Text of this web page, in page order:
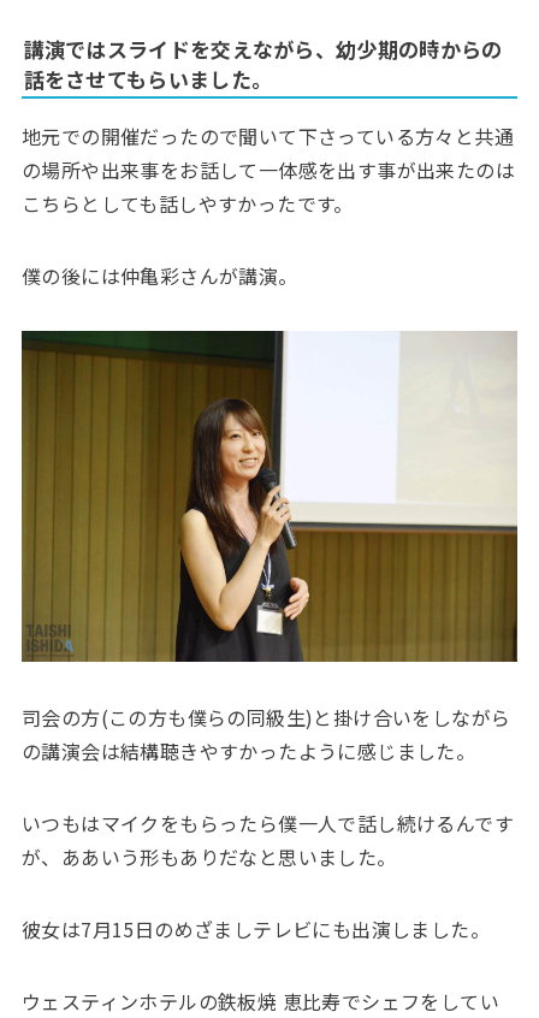
講演ではスライドを交えながら、幼少期の時からの
話をさせてもらいました。
地元での開催だったので聞いて下さっている方々と共通
の場所や出来事をお話して一体感を出す事が出来たのは
こちらとしても話しやすかったです。
僕の後には仲亀彩さんが講演。
司会の方(この方も僕らの同級生)と掛け合いをしながら
の講演会は結構聴きやすかったように感じました。
いつもはマイクをもらったら僕一人で話し続けるんです
が、ああいう形もありだなと思いました。
彼女は7月15日のめざましテレビにも出演しました。
ウェスティンホテルの鉄板焼 恵比寿でシェフをしてい